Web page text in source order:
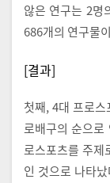
않은 연구는 2명
686개의 연구물
[결과]
첫째, 4대 프로
로배구의 순으
로스포츠를 주제
인 것으로 나타